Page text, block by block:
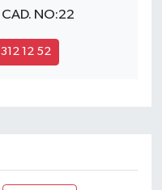
CAD. NO:22
12 52